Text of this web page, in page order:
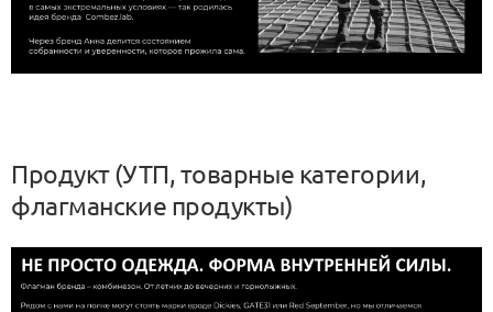
Продукт (УТП, товарные категории,
флагманские продукты)